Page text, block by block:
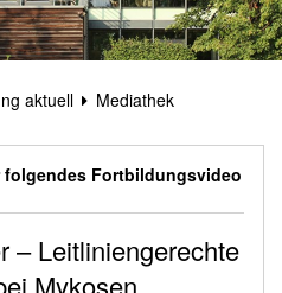
aktuell Mediathek
folgendes Fortbildungsvideo
– Leitliniengerechte
Mykosen